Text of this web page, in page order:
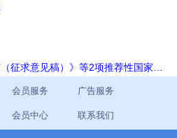
征求意见稿）》等2项推荐性国家…
会员服务 广告服务
会员中心 联系我们